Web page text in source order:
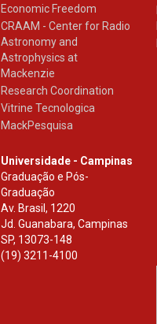
Economic Freedom
CRAAM - Center for Radio
Astronomy and
Astrophysics at
Mackenzie
Research Coordination
Vitrine Tecnologica
MackPesquisa
Universidade - Campinas
Graduação e Pós-
Graduação
Av. Brasil, 1220
Jd. Guanabara, Campinas
SP, 13073-148
(19) 3211-4100